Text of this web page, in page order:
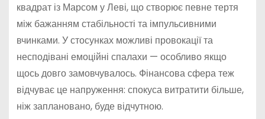
квадрат із Марсом у Леві, що створює певне тертя
між бажанням стабільності та імпульсивними
вчинками. У стосунках можливі провокації та
несподівані емоційні спалахи — особливо якщо
щось довго замовчувалось. Фінансова сфера теж
відчуває це напруження: спокуса витратити більше,
ніж заплановано, буде відчутною.